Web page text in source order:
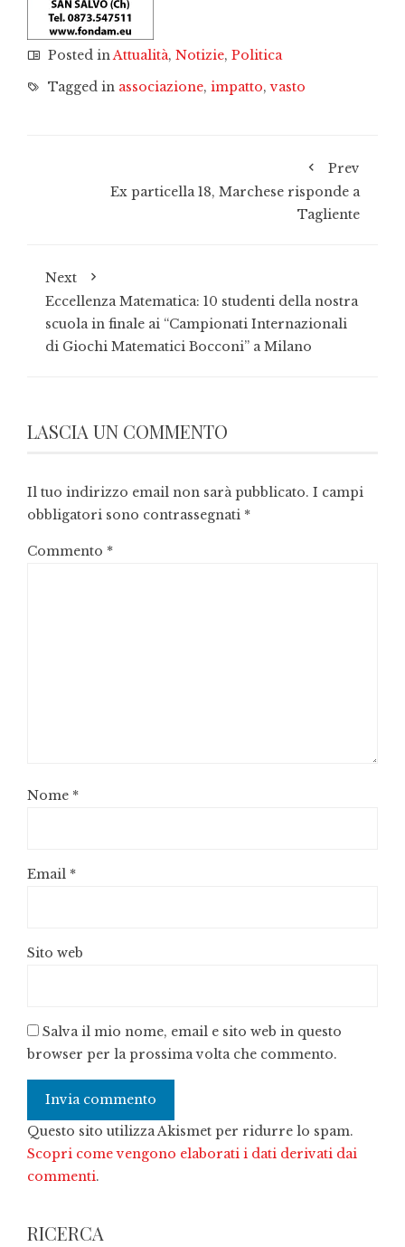
Posted inAttualità, Notizie, Politica
Tagged in associazione, impatto,vasto
Prev
Ex particella 18, Marchese risponde a
Tagliente
Next
Eccellenza Matematica: 10 studenti della nostra
scuola in finale ai “Campionati Internazionali
di Giochi Matematici Bocconi” a Milano
LASCIA UN COMMENTO
Il tuo indirizzo email non sarà pubblicato. I campi
obbligatori sono contrassegnati *
Commento *
Nome *
Email *
Sito web
Salva il mio nome, email e sito web in questo
browser per la prossima volta che commento.
Questo sito utilizza Akismet per ridurre lo spam.
Scopri come vengono elaborati i dati derivati dai
commenti.
RICERCA